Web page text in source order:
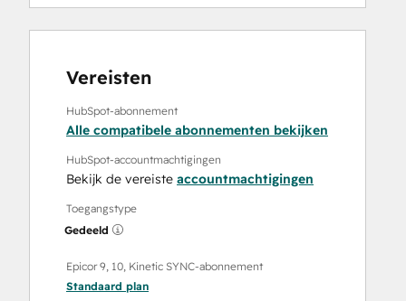
Vereisten
HubSpot-abonnement
Alle compatibele abonnementen bekijken
HubSpot-accountmachtigingen
Bekijk de vereiste accountmachtigingen
Toegangstype
Gedeeld
Epicor 9, 10, Kinetic SYNC-abonnement
Standaard plan